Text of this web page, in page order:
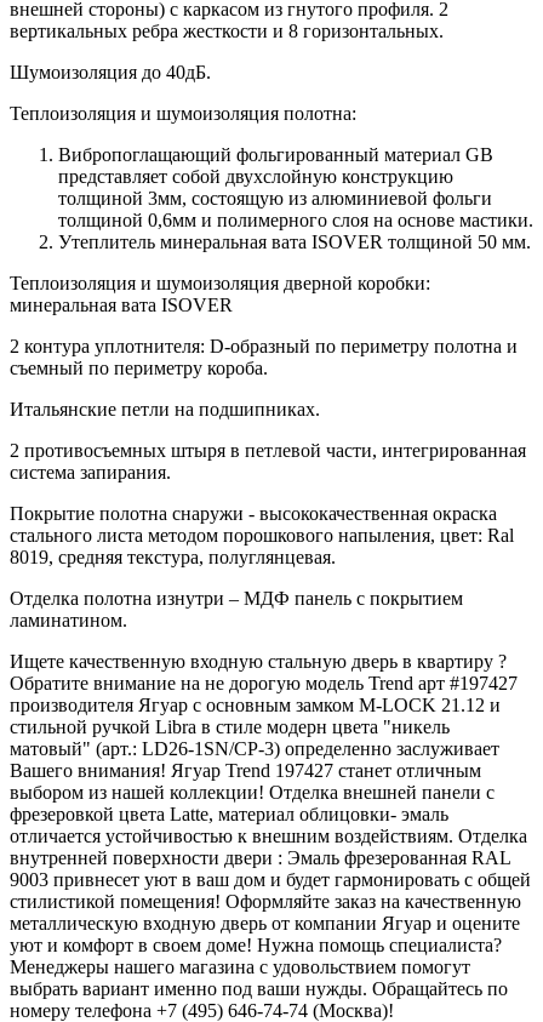
внешней стороны) c каркасом из гнутого профиля. 2
вертикальных ребра жесткости и 8 горизонтальных.
Шумоизоляция до 40дБ.
Теплоизоляция и шумоизоляция полотна:
Вибропоглащающий фольгированный материал GB
представляет собой двухслойную конструкцию
толщиной 3мм, состоящую из алюминиевой фольги
толщиной 0,6мм и полимерного слоя на основе мастики.
Утеплитель минеральная вата ISOVER толщиной 50 мм.
Теплоизоляция и шумоизоляция дверной коробки:
минеральная вата ISOVER
2 контура уплотнителя: D-образный по периметру полотна и
съемный по периметру короба.
Итальянские петли на подшипниках.
2 противосъемных штыря в петлевой части, интегрированная
система запирания.
Покрытие полотна снаружи - высококачественная окраска
стального листа методом порошкового напыления, цвет: Ral
8019, средняя текстура, полуглянцевая.
Отделка полотна изнутри – МДФ панель с покрытием
ламинатином.
Ищете качественную входную стальную дверь в квартиру ?
Обратите внимание на не дорогую модель Trend арт #197427
производителя Ягуар с основным замком M-LOCK 21.12 и
стильной ручкой Libra в стиле модерн цвета "никель
матовый" (арт.: LD26-1SN/CP-3) определенно заслуживает
Вашего внимания! Ягуар Trend 197427 станет отличным
выбором из нашей коллекции! Отделка внешней панели с
фрезеровкой цвета Latte, материал облицовки- эмаль
отличается устойчивостью к внешним воздействиям. Отделка
внутренней поверхности двери : Эмаль фрезерованная RAL
9003 привнесет уют в ваш дом и будет гармонировать с общей
стилистикой помещения! Оформляйте заказ на качественную
металлическую входную дверь от компании Ягуар и оцените
уют и комфорт в своем доме! Нужна помощь специалиста?
Менеджеры нашего магазина с удовольствием помогут
выбрать вариант именно под ваши нужды. Обращайтесь по
номеру телефона +7 (495) 646-74-74 (Москва)!